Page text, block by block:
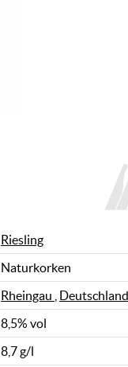
Riesling
Naturkorken
Rheingau Deutschland
8,5% vol
8,7 g/l